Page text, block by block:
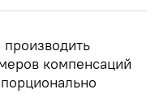
компенсаций